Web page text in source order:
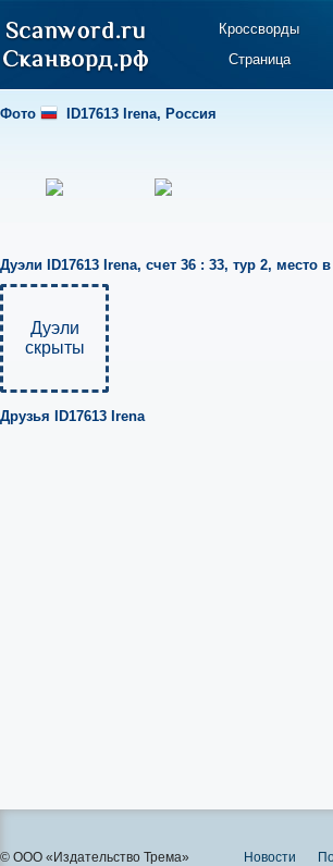
Кроссворды
Страница
Фото ID17613 Irena, Россия
Дуэли ID17613 Irena, счет 36 : 33, тур 2, место в
Дуэли
скрыты
Друзья ID17613 Irena
© ООО «Издательство Трема» Новости